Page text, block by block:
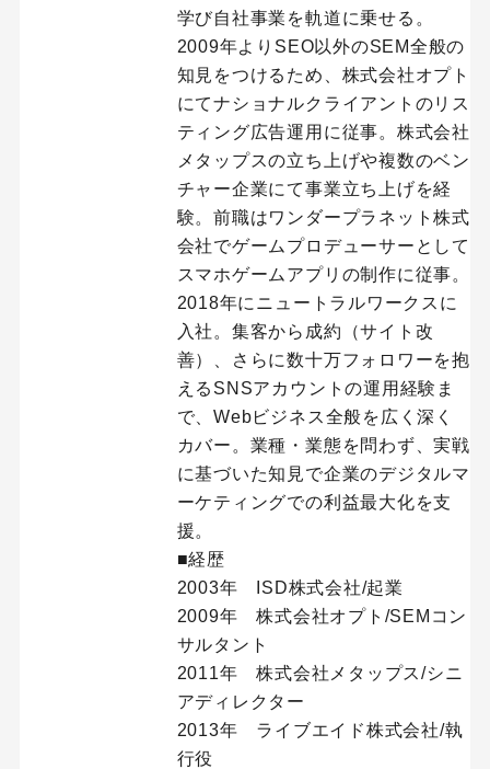
学び自社事業を軌道に乗せる。
2009年よりSEO以外のSEM全般の
知見をつけるため、株式会社オプト
にてナショナルクライアントのリス
ティング広告運用に従事。株式会社
メタップスの立ち上げや複数のベン
チャー企業にて事業立ち上げを経
験。前職はワンダープラネット株式
会社でゲームプロデューサーとして
スマホゲームアプリの制作に従事。
2018年にニュートラルワークスに
入社。集客から成約（サイト改
善）、さらに数十万フォロワーを抱
えるSNSアカウントの運用経験ま
で、Webビジネス全般を広く深く
カバー。業種・業態を問わず、実戦
に基づいた知見で企業のデジタルマ
ーケティングでの利益最大化を支
援。
■経歴
2003年 ISD株式会社/起業
2009年 株式会社オプト/SEMコン
サルタント
2011年 株式会社メタップス/シニ
アディレクター
2013年 ライブエイド株式会社/執
行役